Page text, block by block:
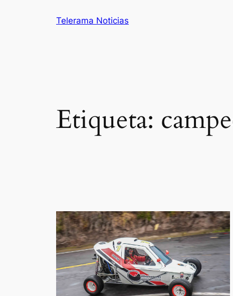
Telerama Noticias
Etiqueta: